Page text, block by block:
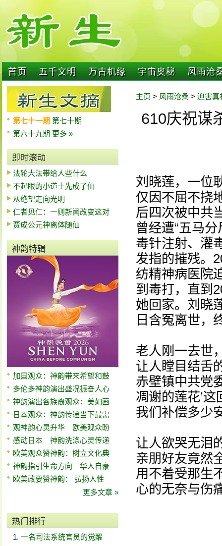
首页 五千文明 万古机缘 宇宙奥秘 风雨沧
第七十一期 第七十期
第六十九期 更多 »
即时滚动
法轮大法带给人些什么
不起眼的小道士先成了仙
从绝望走向光明
仁者见仁：一则新闻改变这对
贾成公元神离体随仙
神韵特辑
加国观众：神韵带来希望和鼓
多伦多神韵演出盛况振奋人心
神韵演出各族裔观众：美如画
日本观众：神韵传递当下最需
观神韵心灵升华 欧美观众盼
感动日本 神韵洗涤心灵传递
欧美观众赞神韵：树立文化典
神韵指引生命方向 华人自豪
欧美政要赞神韵： 弘扬人性
更多文章 »
热门排行
一名司法系统官员的觉醒
主页 > 风雨沧桑 > 迫害真
610庆祝谋
刘晓莲，一位
仅因不屈不挠
后四次被中共
曾经遭“五马
毒针注射、灌
发指的摧残。
纺精神病医院
到毒打，直到
她回家。刘晓
日含冤离世，
老人刚一去世
让人瞠目结舌
赤壁镇中共党
凋谢的莲花’这
我们补偿多少
让人欲哭无泪
亲朋好友竟然
用不着受那生
心的无奈与伤